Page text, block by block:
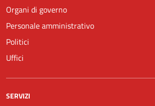
Organi di governo
Personale amministrativo
Politici
Uffici
SERVIZI